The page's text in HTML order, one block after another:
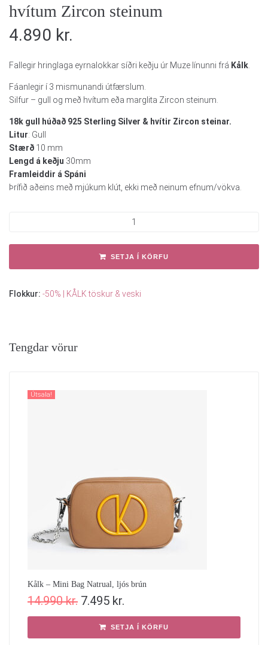
hvítum Zircon steinum
4.890 kr.
Fallegir hringlaga eyrnalokkar síðri keðju úr Muze línunni frá Kålk
Fáanlegir í 3 mismunandi útfærslum.
Silfur – gull og með hvítum eða marglita Zircon steinum.
18k gull húðað 925 Sterling Silver & hvítir Zircon steinar.
Litur: Gull
Stærð 10 mm
Lengd á keðju 30mm
Framleiddir á Spáni
Þrífið aðeins með mjúkum klút, ekki með neinum efnum/vökva.
SETJA Í KÖRFU
Flokkur: -50% | KÅLK töskur & veski
Tengdar vörur
Útsala!
Kålk – Mini Bag Natrual, ljós brún
14.990kr. 7.495 kr.
SETJA Í KÖRFU